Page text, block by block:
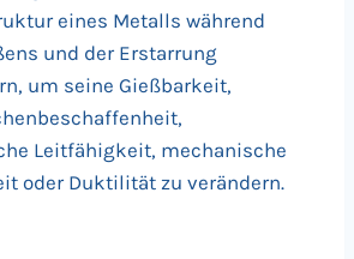
eines Metalls während
und der Erstarrung
um seine Gießbarkeit,
Leitfähigkeit, mechanische
oder Duktilität zu verändern.